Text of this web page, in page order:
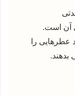
آن است.
را
بدهند.